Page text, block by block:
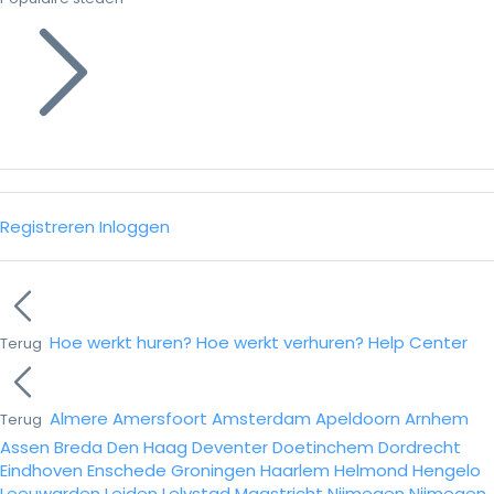
Registreren Inloggen
Terug Hoe werkt huren? Hoe werkt verhuren? Help Center
Terug Almere Amersfoort Amsterdam Apeldoorn Arnhem
Assen Breda Den Haag DeventerDoetinchem Dordrecht
Eindhoven Enschede Groningen Haarlem Helmond Hengelo